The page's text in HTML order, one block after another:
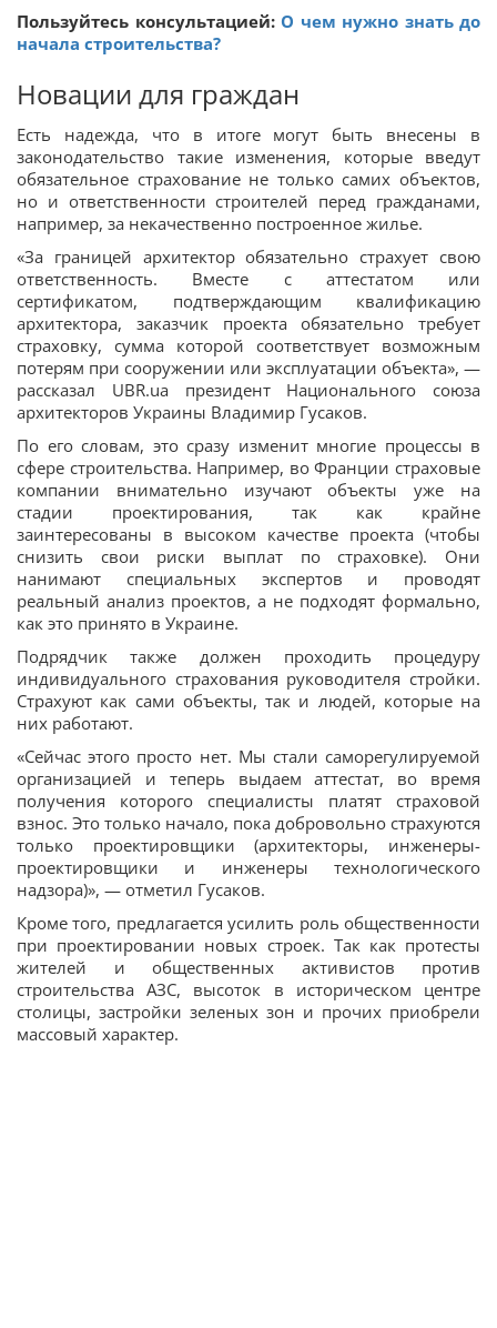
Пользуйтесь консультацией: О чем нужно знать до
начала строительства?
Новации для граждан
Есть надежда, что в итоге могут быть внесены в
законодательство такие изменения, которые введут
обязательное страхование не только самих объектов,
но и ответственности строителей перед гражданами,
например, за некачественно построенное жилье.
«За границей архитектор обязательно страхует свою
ответственность. Вместе с аттестатом или
сертификатом, подтверждающим квалификацию
архитектора, заказчик проекта обязательно требует
страховку, сумма которой соответствует возможным
потерям при сооружении или эксплуатации объекта», —
рассказал UBR.ua президент Национального союза
архитекторов Украины Владимир Гусаков.
По его словам, это сразу изменит многие процессы в
сфере строительства. Например, во Франции страховые
компании внимательно изучают объекты уже на
стадии проектирования, так как крайне
заинтересованы в высоком качестве проекта (чтобы
снизить свои риски выплат по страховке). Они
нанимают специальных экспертов и проводят
реальный анализ проектов, а не подходят формально,
как это принято в Украине.
Подрядчик также должен проходить процедуру
индивидуального страхования руководителя стройки.
Страхуют как сами объекты, так и людей, которые на
них работают.
«Сейчас этого просто нет. Мы стали саморегулируемой
организацией и теперь выдаем аттестат, во время
получения которого специалисты платят страховой
взнос. Это только начало, пока добровольно страхуются
только проектировщики (архитекторы, инженеры-
проектировщики и инженеры технологического
надзора)», — отметил Гусаков.
Кроме того, предлагается усилить роль общественности
при проектировании новых строек. Так как протесты
жителей и общественных активистов против
строительства АЗС, высоток в историческом центре
столицы, застройки зеленых зон и прочих приобрели
массовый характер.